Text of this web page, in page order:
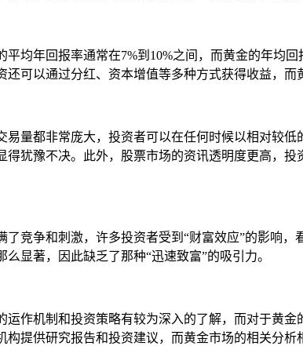
均年回报率通常在7%到10%之间，而黄金的年均
可以通过分红、资本增值等多种方式获得收益，而
量都非常庞大，投资者可以在任何时候以相对较
犹豫不决。此外，股票市场的资讯透明度更高，
竞争和刺激，许多投资者受到“财富效应”的影响
显著，因此缺乏了那种“迅速致富”的吸引力。
作机制和投资策略有较为深入的了解，而对于黄
提供研究报告和投资建议，而黄金市场的相关分析